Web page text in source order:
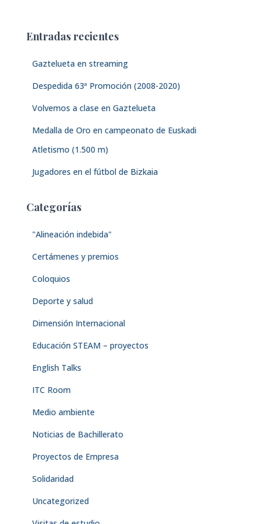
r
Entradas recientes
Gaztelueta en streaming
Despedida 63ª Promoción (2008-2020)
Volvemos a clase en Gaztelueta
Medalla de Oro en campeonato de Euskadi
Atletismo (1.500 m)
Jugadores en el fútbol de Bizkaia
Categorías
"Alineación indebida"
Certámenes y premios
Coloquios
Deporte y salud
Dimensión Internacional
Educación STEAM – proyectos
English Talks
ITC Room
Medio ambiente
Noticias de Bachillerato
Proyectos de Empresa
Solidaridad
Uncategorized